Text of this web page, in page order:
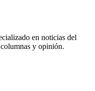
en noticias del
y opinión.